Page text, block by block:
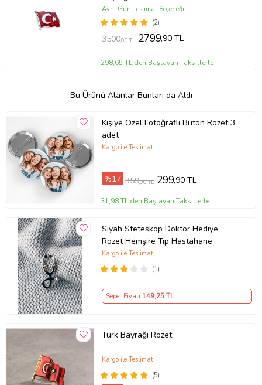
(2)
Aynı Gün Teslimat Seçeneği
3500,00 TL 2799,90 TL
298,65 TL'den Başlayan Taksitlerle
Bu Ürünü Alanlar Bunları da Aldı
Kişiye Özel Fotoğraflı Buton Rozet 3
adet
Kargo ile Teslimat
%17 359,90 TL 299,90 TL
31,98 TL'den Başlayan Taksitlerle
Siyah Steteskop Doktor Hediye
Rozet Hemşire Tıp Hastahane
(1)
Kargo ile Teslimat
Sepet Fiyatı 149,25 TL
Türk Bayrağı Rozet
(5)
Kargo ile Teslimat